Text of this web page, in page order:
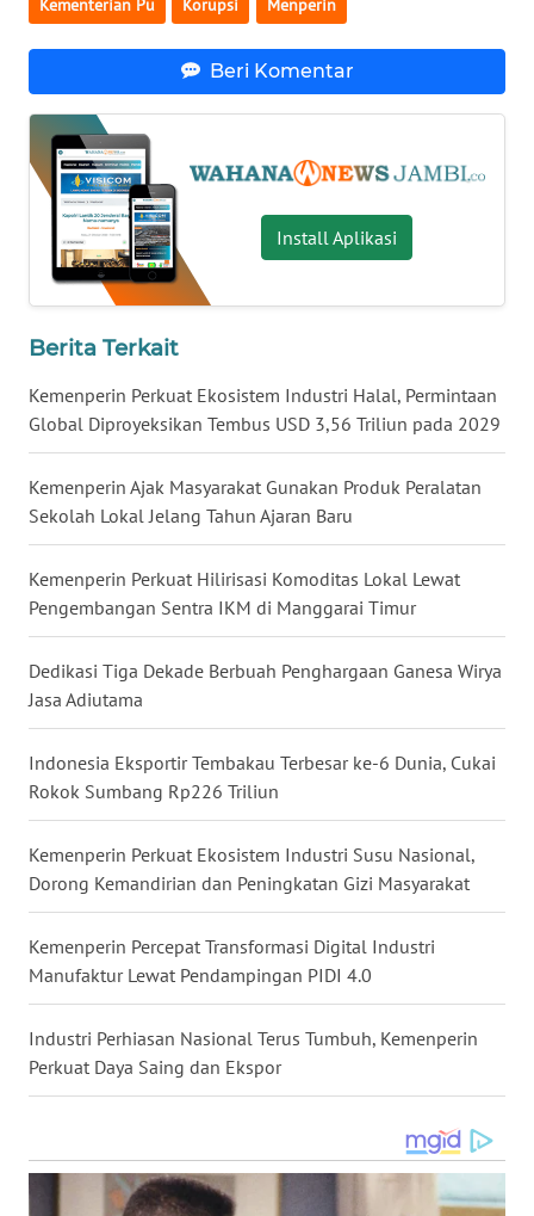
Beri Komentar
Install Aplikasi
Berita Terkait
Kemenperin Perkuat Ekosistem Industri Halal, Permintaan
Global Diproyeksikan Tembus USD 3,56 Triliun pada 2029
Kemenperin Ajak Masyarakat Gunakan Produk Peralatan
Sekolah Lokal Jelang Tahun Ajaran Baru
Kemenperin Perkuat Hilirisasi Komoditas Lokal Lewat
Pengembangan Sentra IKM di Manggarai Timur
Dedikasi Tiga Dekade Berbuah Penghargaan Ganesa Wirya
Jasa Adiutama
Indonesia Eksportir Tembakau Terbesar ke-6 Dunia, Cukai
Rokok Sumbang Rp226 Triliun
Kemenperin Perkuat Ekosistem Industri Susu Nasional,
Dorong Kemandirian dan Peningkatan Gizi Masyarakat
Kemenperin Percepat Transformasi Digital Industri
Manufaktur Lewat Pendampingan PIDI 4.0
Industri Perhiasan Nasional Terus Tumbuh, Kemenperin
Perkuat Daya Saing dan Ekspor
WN
WN
JATENG
WN
NUSANTARA
WN
JOGJA
JATIM
WN
WN
WN
KALTIM
WN
SULSEL
WN
GORONTALO
WN